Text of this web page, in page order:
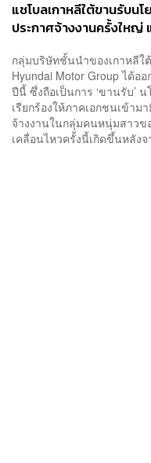
แชโบลเกาหลีใต้ขานรับน
ประกาศจ้างงานครั้งให
กลุ่มบริษัทชั้นนำของเกาหลีใ
Hyundai Motor Group ได้อ
ปีนี้ ซึ่งถือเป็นการ ‘ขานรับ’
เรียกร้องให้ภาคเอกชนเข้า
จ้างงานในกลุ่มคนหนุ่มสาว
เคลื่อนไหวครั้งนี้เกิดขึ้นหลังจ